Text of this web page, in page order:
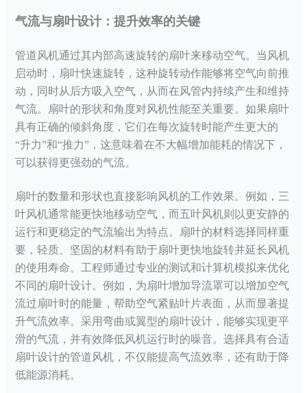
气流与扇叶设计：提升效率的关键
管道风机通过其内部高速旋转的扇叶来移动空气。当风机
启动时，扇叶快速旋转，这种旋转动作能够将空气向前推
动，同时从后方吸入空气，从而在风管内持续产生和维持
气流。扇叶的形状和角度对风机性能至关重要。如果扇叶
具有正确的倾斜角度，它们在每次旋转时能产生更大的
“升力”和“推力”，这意味着在不大幅增加能耗的情况下，
可以获得更强劲的气流。
扇叶的数量和形状也直接影响风机的工作效果。例如，三
叶风机通常能更快地移动空气，而五叶风机则以更安静的
运行和更稳定的气流输出为特点。扇叶的材料选择同样重
要，轻质、坚固的材料有助于扇叶更快地旋转并延长风机
的使用寿命。工程师通过专业的测试和计算机模拟来优化
不同的扇叶设计。例如，为扇叶增加导流罩可以增加空气
流过扇叶时的能量，帮助空气紧贴叶片表面，从而显著提
升气流效率。采用弯曲或翼型的扇叶设计，能够实现更平
滑的气流，并有效降低风机运行时的噪音。选择具有合适
扇叶设计的管道风机，不仅能提高气流效率，还有助于降
低能源消耗。